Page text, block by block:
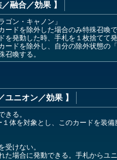
／融合／効果 】
ゴン・キャノン」
ドを除外した場合のみ特殊召喚で
発動した時、手札を１枚捨てて
ドを除外し、自分の除外状態の
召喚する。
ユニオン／効果 】
る。
体を対象とし、このカードを装
けない。
場合に発動できる。手札からユ